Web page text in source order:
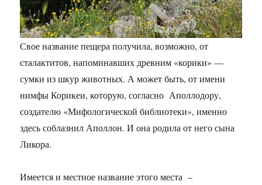
Свое название пещера получила, возможно, от
сталактитов, напоминавших древним «корики» —
сумки из шкур животных. А может быть, от имени
нимфы Корикеи, которую, согласно Аполлодору,
создателю «Мифологической библиотеки», именно
здесь соблазнил Аполлон. И она родила от него сына
Ликора.
Имеется и местное название этого места –